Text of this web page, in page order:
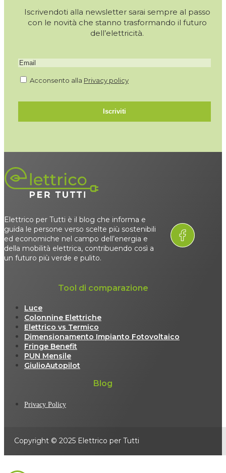
Iscrivendoti alla newsletter sarai sempre al passo
con le novità che stanno trasformando il futuro
dell’elettricità.
Acconsento alla Privacy policy
Iscriviti
Elettrico per Tutti è il blog che informa e
guida le persone verso scelte più sostenibili
ed economiche nel campo dell’energia e
della mobilità elettrica, contribuendo così a
un futuro più verde e pulito.
Tool di comparazione
Luce
Colonnine Elettriche
Elettrico vs Termico
Dimensionamento Impianto Fotovoltaico
Fringe Benefit
PUN Mensile
GiulioAutopilot
Blog
Privacy Policy
Copyright © 2025 Elettrico per Tutti